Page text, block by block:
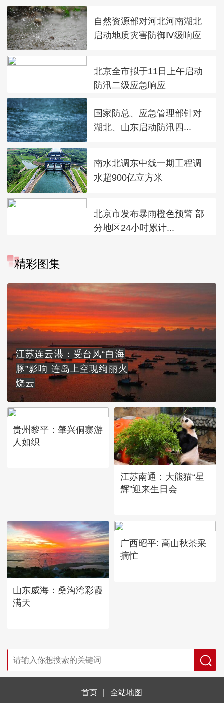
自然资源部对河北河南湖北
启动地质灾害防御Ⅳ级响应
北京全市拟于11日上午启动
防汛二级应急响应
国家防总、应急管理部针对
湖北、山东启动防汛四...
南水北调东中线一期工程调
水超900亿立方米
北京市发布暴雨橙色预警 部
分地区24小时累计...
精彩图集
江苏连云港：受台风“白海
豚”影响 连岛上空现绚丽火
烧云
贵州黎平：肇兴侗寨游
人如织
江苏南通：大熊猫“星
辉”迎来生日会
山东威海：桑沟湾彩霞
满天
广西昭平: 高山秋茶采
摘忙
首页 全站地图